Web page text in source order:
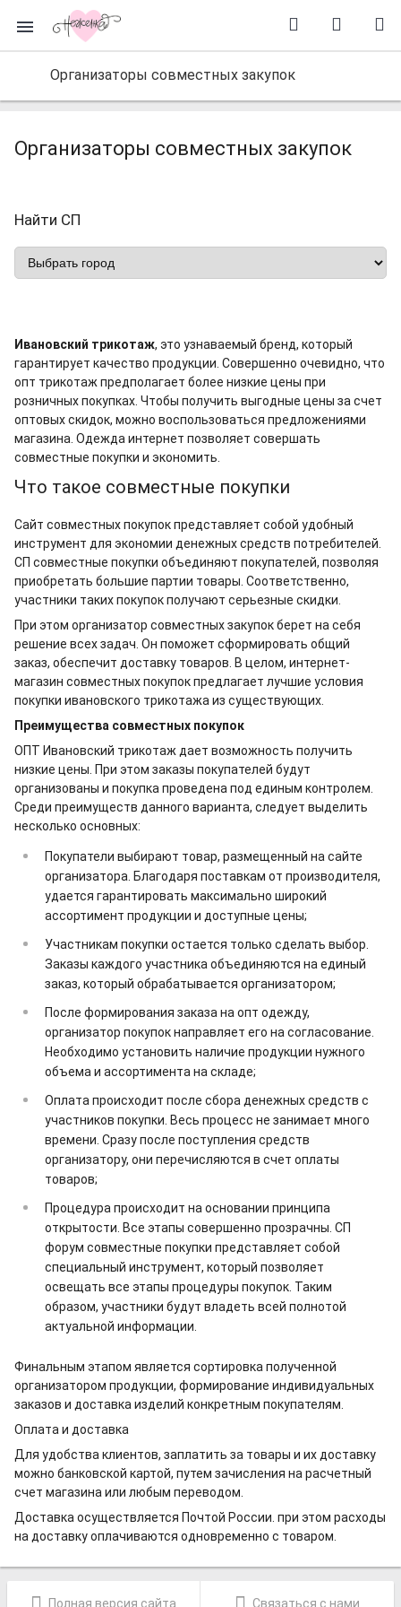
Организаторы совместных закупок
Организаторы совместных закупок
Найти СП
Ивановский трикотаж, это узнаваемый бренд, который
гарантирует качество продукции. Совершенно очевидно, что
опт трикотаж предполагает более низкие цены при
розничных покупках. Чтобы получить выгодные цены за счет
оптовых скидок, можно воспользоваться предложениями
магазина. Одежда интернет позволяет совершать
совместные покупки и экономить.
Что такое совместные покупки
Сайт совместных покупок представляет собой удобный
инструмент для экономии денежных средств потребителей.
СП совместные покупки объединяют покупателей, позволяя
приобретать большие партии товары. Соответственно,
участники таких покупок получают серьезные скидки.
При этом организатор совместных закупок берет на себя
решение всех задач. Он поможет сформировать общий
заказ, обеспечит доставку товаров. В целом, интернет-
магазин совместных покупок предлагает лучшие условия
покупки ивановского трикотажа из существующих.
Преимущества совместных покупок
ОПТ Ивановский трикотаж дает возможность получить
низкие цены. При этом заказы покупателей будут
организованы и покупка проведена под единым контролем.
Среди преимуществ данного варианта, следует выделить
несколько основных:
Покупатели выбирают товар, размещенный на сайте
организатора. Благодаря поставкам от производителя,
удается гарантировать максимально широкий
ассортимент продукции и доступные цены;
Участникам покупки остается только сделать выбор.
Заказы каждого участника объединяются на единый
заказ, который обрабатывается организатором;
После формирования заказа на опт одежду,
организатор покупок направляет его на согласование.
Необходимо установить наличие продукции нужного
объема и ассортимента на складе;
Оплата происходит после сбора денежных средств с
участников покупки. Весь процесс не занимает много
времени. Сразу после поступления средств
организатору, они перечисляются в счет оплаты
товаров;
Процедура происходит на основании принципа
открытости. Все этапы совершенно прозрачны. СП
форум совместные покупки представляет собой
специальный инструмент, который позволяет
освещать все этапы процедуры покупок. Таким
образом, участники будут владеть всей полнотой
актуальной информации.
Финальным этапом является сортировка полученной
организатором продукции, формирование индивидуальных
заказов и доставка изделий конкретным покупателям.
Оплата и доставка
Для удобства клиентов, заплатить за товары и их доставку
можно банковской картой, путем зачисления на расчетный
счет магазина или любым переводом.
Доставка осуществляется Почтой России. при этом расходы
на доставку оплачиваются одновременно с товаром.
Полная версия сайта Связаться с нами